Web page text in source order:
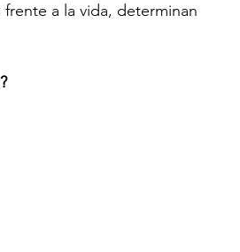
a la vida, determinan